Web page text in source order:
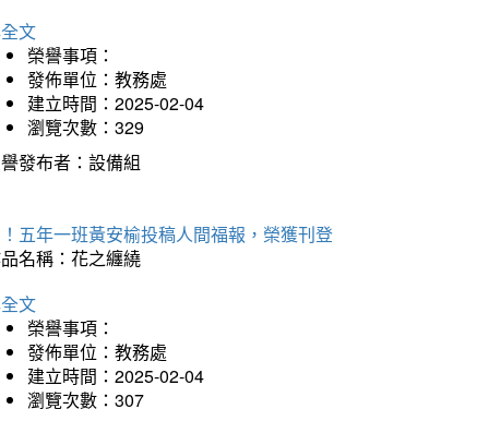
文
榮譽事項：
發佈單位：教務處
建立時間：2025-02-04
瀏覽次數：329
發布者：設備組
五年一班黃安榆投稿人間福報，榮獲刊登
名稱：花之纏繞
文
榮譽事項：
發佈單位：教務處
建立時間：2025-02-04
瀏覽次數：307